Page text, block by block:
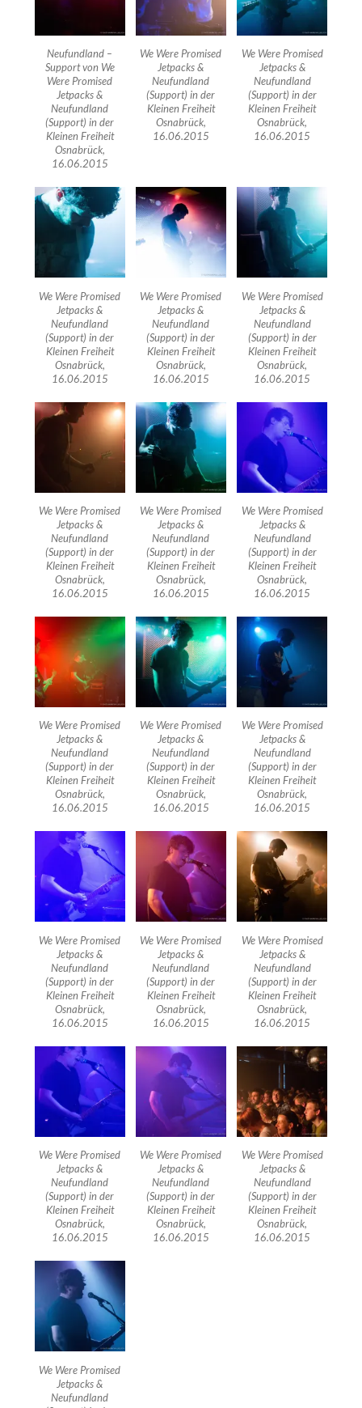
Neufundland –
Support von We
Were Promised
Jetpacks &
Neufundland
(Support) in der
Kleinen Freiheit
Osnabrück,
16.06.2015
We Were Promised
Jetpacks &
Neufundland
(Support) in der
Kleinen Freiheit
Osnabrück,
16.06.2015
We Were Promised
Jetpacks &
Neufundland
(Support) in der
Kleinen Freiheit
Osnabrück,
16.06.2015
We Were Promised
Jetpacks &
Neufundland
(Support) in der
Kleinen Freiheit
Osnabrück,
16.06.2015
We Were Promised
Jetpacks &
Neufundland
(Support) in der
Kleinen Freiheit
Osnabrück,
16.06.2015
We Were Promised
Jetpacks &
Neufundland
(Support) in der
Kleinen Freiheit
Osnabrück,
16.06.2015
We Were Promised
Jetpacks &
Neufundland
(Support) in der
Kleinen Freiheit
Osnabrück,
16.06.2015
We Were Promised
Jetpacks &
Neufundland
(Support) in der
Kleinen Freiheit
Osnabrück,
16.06.2015
We Were Promised
Jetpacks &
Neufundland
(Support) in der
Kleinen Freiheit
Osnabrück,
16.06.2015
We Were Promised
Jetpacks &
Neufundland
(Support) in der
Kleinen Freiheit
Osnabrück,
16.06.2015
We Were Promised
Jetpacks &
Neufundland
(Support) in der
Kleinen Freiheit
Osnabrück,
16.06.2015
We Were Promised
Jetpacks &
Neufundland
(Support) in der
Kleinen Freiheit
Osnabrück,
16.06.2015
We Were Promised
Jetpacks &
Neufundland
(Support) in der
Kleinen Freiheit
Osnabrück,
16.06.2015
We Were Promised
Jetpacks &
Neufundland
(Support) in der
Kleinen Freiheit
Osnabrück,
16.06.2015
We Were Promised
Jetpacks &
Neufundland
(Support) in der
Kleinen Freiheit
Osnabrück,
16.06.2015
We Were Promised
Jetpacks &
Neufundland
(Support) in der
Kleinen Freiheit
Osnabrück,
16.06.2015
We Were Promised
Jetpacks &
Neufundland
(Support) in der
Kleinen Freiheit
Osnabrück,
16.06.2015
We Were Promised
Jetpacks &
Neufundland
(Support) in der
Kleinen Freiheit
Osnabrück,
16.06.2015
We Were Promised
Jetpacks &
Neufundland